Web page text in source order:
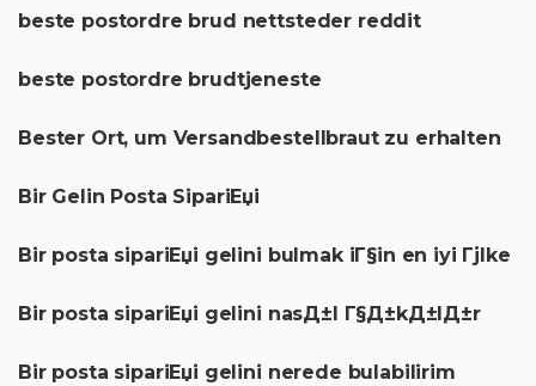
beste postordre brud nettsteder reddit
beste postordre brudtjeneste
Bester Ort, um Versandbestellbraut zu erhalten
Bir Gelin Posta SipariЕџi
Bir posta sipariЕџi gelini bulmak iГ§in en iyi Гјlke
Bir posta sipariЕџi gelini nasД±l Г§Д±kД±lД±r
Bir posta sipariЕџi gelini nerede bulabilirim